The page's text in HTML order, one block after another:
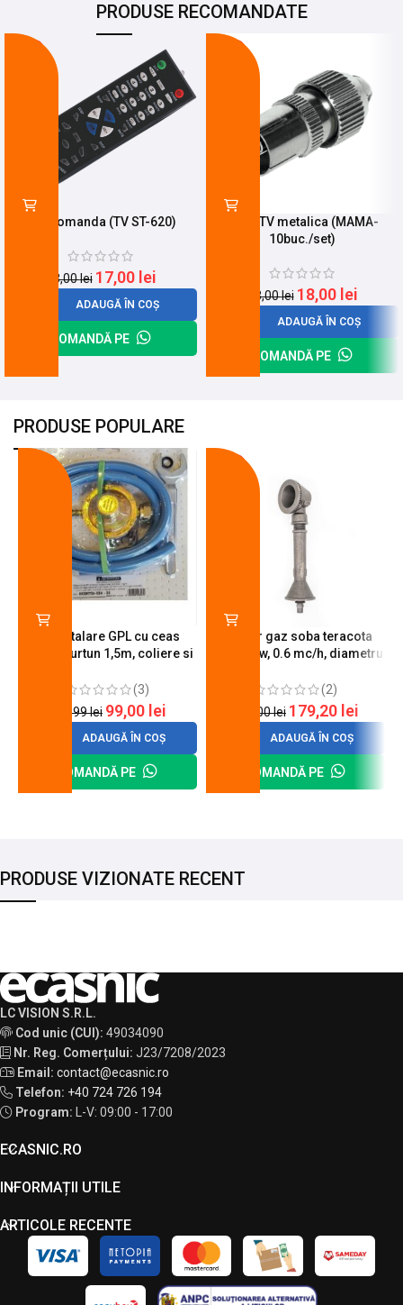
PRODUSE RECOMANDATE
Telecomanda (TV ST-620)
23,00lei 17,00 lei
ADAUGĂ ÎN COȘ
COMANDĂ PE
Mufa TV metalica (MAMA-
10buc./set)
23,00lei 18,00 lei
ADAUGĂ ÎN COȘ
COMANDĂ PE
PRODUSE POPULARE
Kit instalare GPL cu ceas
butelie, furtun 1,5m, coliere si
(3)
120,99lei 99,00 lei
ADAUGĂ ÎN COȘ
COMANDĂ PE
Arzator gaz soba teracota
A600, 6 kw, 0.6 mc/h, diametru
(2)
200,00lei 179,20 lei
ADAUGĂ ÎN COȘ
COMANDĂ PE
PRODUSE VIZIONATE RECENT
LC VISION S.R.L.
Cod unic (CUI): 49034090
Nr. Reg. Comerțului: J23/7208/2023
Email: contact@ecasnic.ro
Telefon: +40 724 726 194
Program: L-V: 09:00 - 17:00
ECASNIC.RO
INFORMAȚII UTILE
ARTICOLE RECENTE